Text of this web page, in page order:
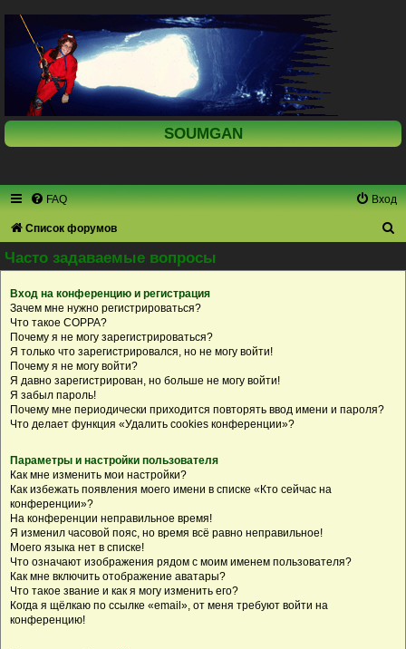
SOUMGAN
FAQ Вход
Список форумов
и
Часто задаваемые вопросы
Вход на конференцию и регистрация
Зачем мне нужно регистрироваться?
Что такое COPPA?
Почему я не могу зарегистрироваться?
Я только что зарегистрировался, но не могу войти!
Почему я не могу войти?
Я давно зарегистрирован, но больше не могу войти!
Я забыл пароль!
Почему мне периодически приходится повторять ввод имени и пароля?
Что делает функция «Удалить cookies конференции»?
Параметры и настройки пользователя
Как мне изменить мои настройки?
Как избежать появления моего имени в списке «Кто сейчас на
конференции»?
На конференции неправильное время!
Я изменил часовой пояс, но время всё равно неправильное!
Моего языка нет в списке!
Что означают изображения рядом с моим именем пользователя?
Как мне включить отображение аватары?
Что такое звание и как я могу изменить его?
Когда я щёлкаю по ссылке «email», от меня требуют войти на
конференцию!